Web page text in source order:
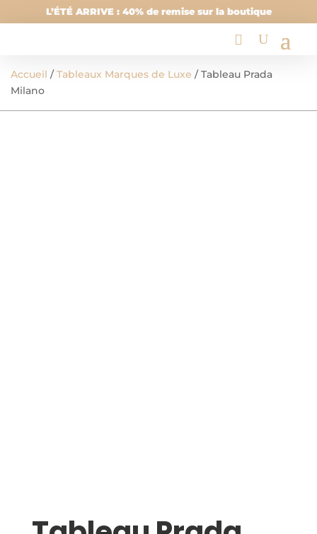
L’ÉTÉ ARRIVE : 40% de remise sur la boutique
Accueil /Tableaux Marques de Luxe / Tableau Prada
Milano